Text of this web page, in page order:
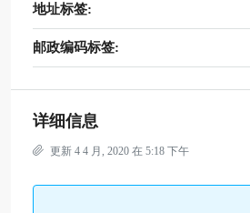
地址标签:
邮政编码标签:
详细信息
更新 4 4 月, 2020 在 5:18 下午